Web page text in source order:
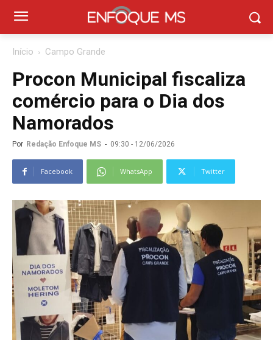
Início Campo Grande
Procon Municipal fiscaliza
comércio para o Dia dos
Namorados
Por Redação Enfoque MS - 09:30 - 12/06/2026
Facebook WhatsApp Twitter